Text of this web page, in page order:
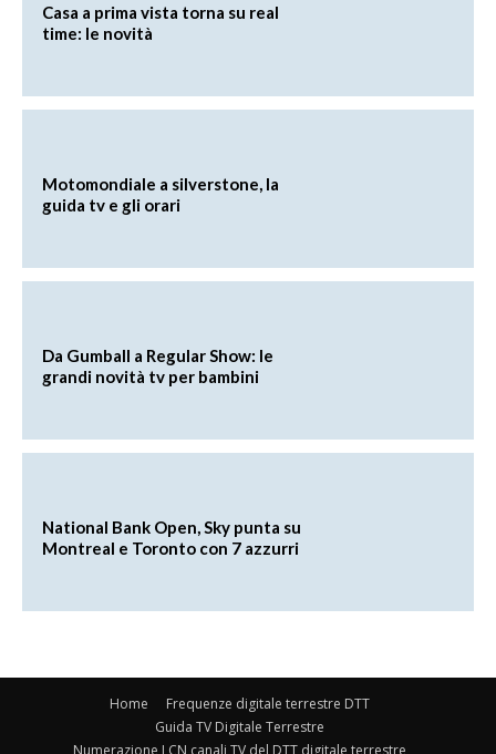
Casa a prima vista torna su real
time: le novità
Motomondiale a silverstone, la
guida tv e gli orari
Da Gumball a Regular Show: le
grandi novità tv per bambini
National Bank Open, Sky punta su
Montreal e Toronto con 7 azzurri
Home
Frequenze digitale terrestre DTT
Guida TV Digitale Terrestre